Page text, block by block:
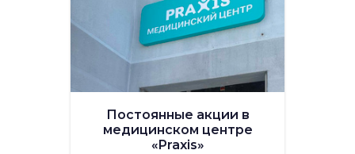
Постоянные акции в
медицинском центре
«Praxis»